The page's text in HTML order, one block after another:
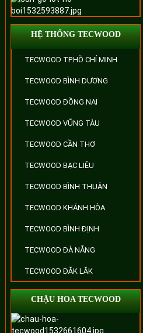
HỆ THỐNG TECWOOD
TECWOOD TP.HỒ CHÍ MINH
TECWOOD BÌNH DƯƠNG
TECWOOD ĐỒNG NAI
TECWOOD VŨNG TÀU
TECWOOD CẦN THƠ
TECWOOD BẠC LIÊU
TECWOOD BÌNH THUẬN
TECWOOD KHÁNH HÒA
TECWOOD BÌNH ĐỊNH
TECWOOD ĐÀ NẴNG
TECWOOD ĐĂK LĂK
CHẬU HOA TECWOOD